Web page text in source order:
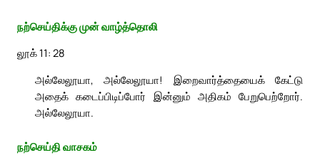
நற்செய்திக்கு முன் வாழ்த்தொலி
லூக் 11: 28
அல்லேலூயா, அல்லேலூயா! இறைவார்த்தையைக் கேட்டு
அதைக் கடைப்பிடிப்போர் இன்னும் அதிகம் பேறுபெற்றோர்.
அல்லேலூயா.
நற்செய்தி வாசகம்